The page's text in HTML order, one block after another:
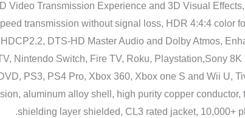
Video Transmission Experience and 3D Visual
48Gbps, high-speed transmission without signal loss, HDR 4:4:4 color
DTS-HD Master Audio and Dolby Atmos,
QLED TV, Nintendo Switch, Fire TV, Roku, Playstation,Sony
PS3, PS4 Pro, Xbox 360, Xbox one S and Wii U,
signal transmission, aluminum alloy shell, high purity copper
shielding layer shielded, CL3 rated jacket, 10,000+